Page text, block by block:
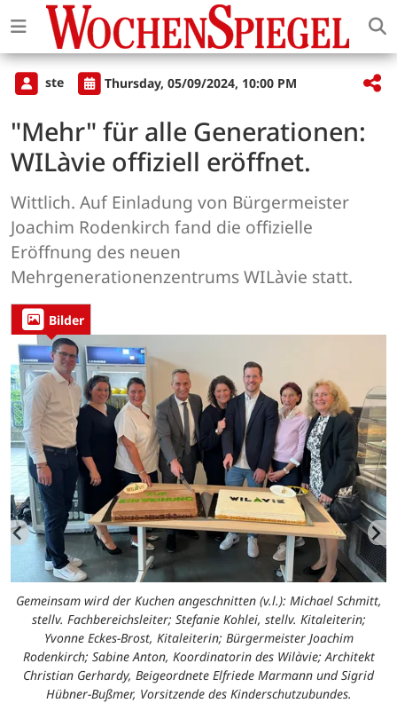
ste Thursday, 05/09/2024, 10:00 PM
"Mehr" für alle Generationen:
WILàvie offiziell eröffnet.
Wittlich. Auf Einladung von Bürgermeister
Joachim Rodenkirch fand die offizielle
Eröffnung des neuen
Mehrgenerationenzentrums WILàvie statt.
Bilder
Gemeinsam wird der Kuchen angeschnitten (v.l.): Michael Schmitt,
stellv. Fachbereichsleiter; Stefanie Kohlei, stellv. Kitaleiterin;
Yvonne Eckes-Brost, Kitaleiterin; Bürgermeister Joachim
Rodenkirch; Sabine Anton, Koordinatorin des Wilàvie; Architekt
Christian Gerhardy, Beigeordnete Elfriede Marmann und Sigrid
Hübner-Bußmer, Vorsitzende des Kinderschutzubundes.